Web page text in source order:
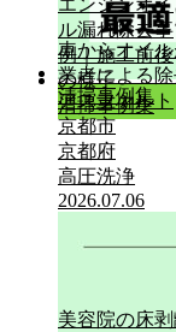
清掃事例集
清掃事例集
車からオイ
業者による
アスファルト
京都市
京都府
高圧洗浄
2026.07.06
美容院の床